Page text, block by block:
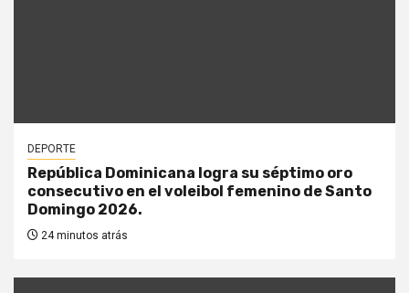
DEPORTE
República Dominicana logra su séptimo oro
consecutivo en el voleibol femenino de Santo
Domingo 2026.
24 minutos atrás